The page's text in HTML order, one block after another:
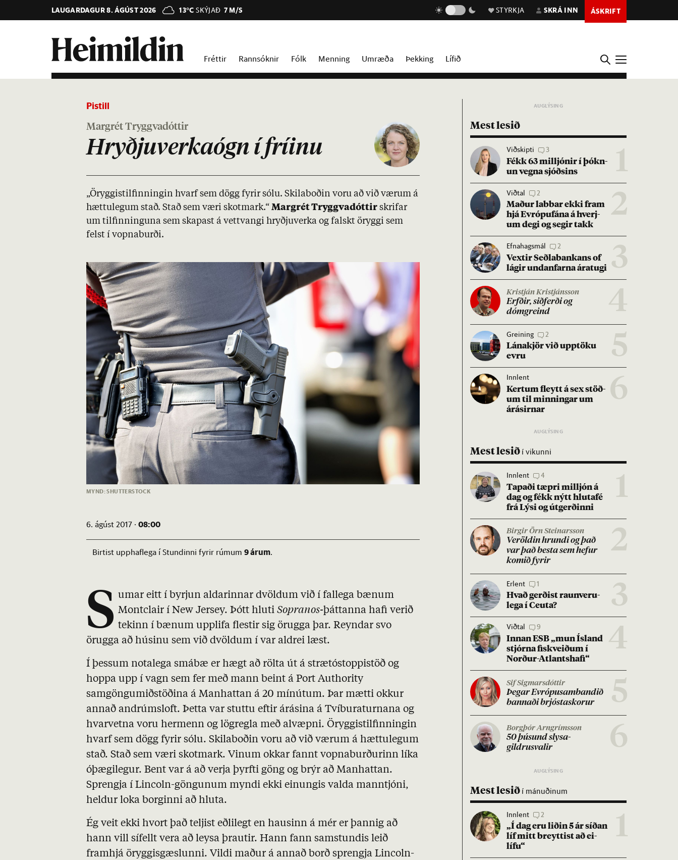
LAUGARDAGUR 8. ÁGÚST 2026 13°C SKÝJAÐ 7 M/S STYRKJA SKRÁ INN ÁSKRIFT
Fréttir Rannsóknir Fólk Menning Umræða Þekking Lífið
Pistill
Margrét Tryggvadóttir
Hryðjuverkaógn í fríinu
„Ör­ygg­is­til­finn­ing­in hvarf sem dögg fyr­ir sólu. Skila­boð­in voru að við vær­um á
hættu­leg­um stað. Stað sem væri skot­mark.“Mar­grét Tryggva­dótt­ir skrif­ar
um til­finn­ing­una sem skap­ast á vett­vangi hryðju­verka og falskt ör­yggi sem
felst í vopna­burði.
MYND: SHUTTERSTOCK
6. ágúst 2017 ·08:00
Birtist upphaflega í Stundinni fyrir rúmum9 árum.
S umar eitt í byrjun aldarinnar dvöldum við í fallega bænum
Montclair í New Jersey. Þótt hlutiSopranos- þáttanna hafi verið
tekinn í bænum upplifa flestir sig örugga þar. Reyndar svo
örugga að húsinu sem við dvöldum í var aldrei læst.
Í þessum notalega smábæ er hægt að rölta út á strætóstoppistöð og
hoppa upp í vagn sem fer með mann beint á Port Authority
samgöngumiðstöðina á Manhattan á 20 mínútum. Þar mætti okkur
annað andrúmsloft. Þetta var stuttu eftir árásina á Tvíburaturnana og
hvarvetna voru hermenn og lögregla með alvæpni. Öryggistilfinningin
hvarf sem dögg fyrir sólu. Skilaboðin voru að við værum á hættulegum
stað. Stað sem væri skotmark. Vinum okkar fannt vopnaburðurinn líka
óþægilegur. Bent var á að verja þyrfti göng og brýr að Manhattan.
Sprengja í Lincoln-göngunum myndi ekki einungis valda manntjóni,
heldur loka borginni að hluta.
Ég veit ekki hvort það teljist eðlilegt en hausinn á mér er þannig að
hann vill sífellt vera að leysa þrautir. Hann fann samstundis leið
framhjá öryggisgæslunni. Vildi maður á annað borð sprengja Lincoln-
Mest lesið
1
Viðskipti 3
Fékk 63 millj­ón­ir í þókn­
un vegna sjóðs­ins
2
Viðtal 2
Mað­ur labb­ar ekki fram
hjá Evr­ópuf­ána á hverj­
um degi og seg­ir takk
3
Efnahagsmál 2
Vext­ir Seðla­bank­ans of
lág­ir und­an­farna ára­tugi
4
Kristján Kristjánsson
Erfð­ir, sið­ferði og
dómgreind
5
Greining 2
Lána­kjör við upp­töku
evru
6
Innlent
Kert­um fleytt á sex stöð­
um til minn­ing­ar um
árás­irn­ar
Mest lesið í vikunni
1
Innlent 4
Tap­aði tæpri millj­ón á
dag og fékk nýtt hluta­fé
frá Lýsi og út­gerð­inni
2
Birgir Örn Steinarsson
Ver­öld­in hrundi og það
var það besta sem hef­ur
kom­ið fyr­ir
3
Erlent 1
Hvað gerð­ist raun­veru­
lega í Ceuta?
4
Viðtal 9
Inn­an ESB „mun Ís­land
stjórna fisk­veið­um í
Norð­ur-Atlants­hafi“
5
Sif Sigmarsdóttir
Þeg­ar Evr­ópu­sam­band­ið
bann­aði brjósta­skor­ur
6
Borgþór Arngrímsson
50 þús­und slysa­
gildrusval­ir
Mest lesið í mánuðinum
1
Innlent 2
„Í dag eru lið­in 5 ár síð­an
líf mitt breytt­ist að ei­
lífu“